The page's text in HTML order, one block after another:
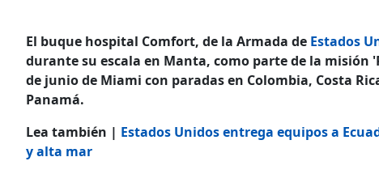
El buque hospital Comfort, de la Armada de Estados
durante su escala en Manta, como parte de la misión
de junio de Miami con paradas en Colombia, Costa
Panamá.
Lea también | Estados Unidos entrega equipos a
y alta mar